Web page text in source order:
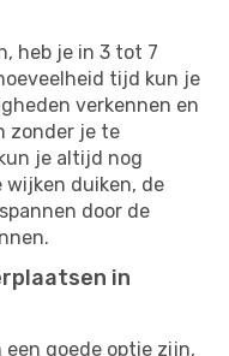
heb je in 3 tot 7
tijd kun je
verkennen en
zonder je te
je altijd nog
wijken duiken, de
door de
in
een goede optie zijn,